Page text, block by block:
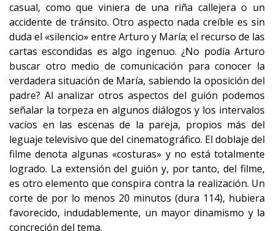
casual, como que viniera de una riña callejera o un
accidente de tránsito. Otro aspecto nada creíble es sin
duda el «silencio» entre Arturo y María; el recurso de las
cartas escondidas es algo ingenuo. ¿No podía Arturo
buscar otro medio de comunicación para conocer la
verdadera situación de María, sabiendo la oposición del
padre? Al analizar otros aspectos del guión podemos
señalar la torpeza en algunos diálogos y los intervalos
vacíos en las escenas de la pareja, propios más del
leguaje televisivo que del cinematográfico. El doblaje del
filme denota algunas «costuras» y no está totalmente
logrado. La extensión del guión y, por tanto, del filme,
es otro elemento que conspira contra la realización. Un
corte de por lo menos 20 minutos (dura 114), hubiera
favorecido, indudablemente, un mayor dinamismo y la
concreción del tema.